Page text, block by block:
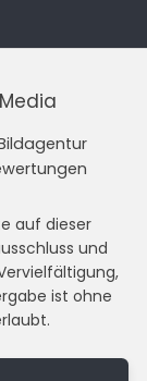
auf dieser
und
ist ohne